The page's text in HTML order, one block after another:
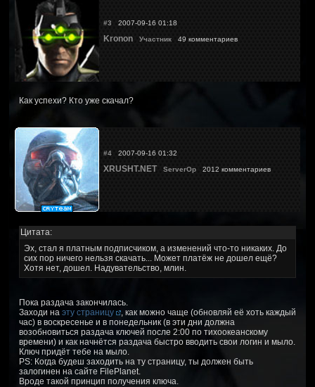
#3 2007-09-16 01:18
Kronon Участник 49 комментариев
Как успехи? Кто уже скачал?
#4 2007-09-16 01:32
XRUSHT.NET ServerOp 2012 комментариев
Цитата:
Эх, стал я платным подписчиком, а изменений что-то никаких. До
сих пор ничего нельзя скачать... Может платёж не дошел ещё?
Хотя нет, дошел. Надувательство, млин.
Пока раздача закончилась.
Заходи на эту страницу
, как можно чаще (обновляй её хоть каждый
час) в воскресенье и в понедельник (в эти дни должна
возобновиться раздача ключей после 2:00 по тихоокеанскому
времени) и как начнётся раздача быстро вводить свои логин и мыло.
Ключ придёт тебе на мыло.
PS: Когда будеш заходить на ту страницу, ты должен быть
залогинен на сайте FilePlanet.
Вроде такой принцип получения ключа.